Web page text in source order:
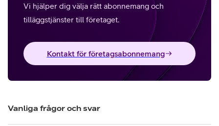
Vi hjälper dig välja rätt abonnemang och
tilläggstjänster till företaget.
Kontakt för företagsabonnemang
Vanliga frågor och svar